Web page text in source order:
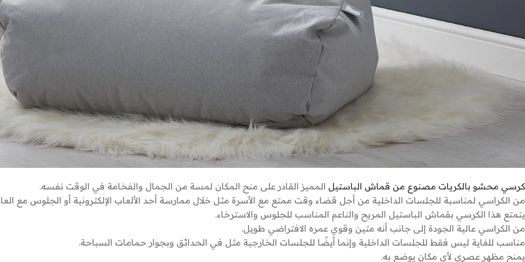
كرسي محشو بالكريات مصنوع من قماش الباستيل المميز القادر على منح المكان لمسة من الجمال والفخامة في الوقت نفسه.
من الكراسي لمناسبة للجلسات الداخلية من أجل قضاء وقت ممتع مع الأسرة مثل خلال ممارسة أحد الألعاب الإلكترونية أو الجلوس مع
يتمتع هذا الكرسي بقماش الباستيل المريح والناعم المناسب للجلوس والاسترخاء.
من الكراسي عالية الجودة إلى جانب أنه متين وقوي عمره الافتراضي طويل.
مناسب للغاية ليس فقط للجلسات الداخلية وإنما أيضًا للجلسات الخارجية مثل في الحدائق وبجوار حمامات السباحة.
يمنح مظهر عصري لأي مكان يوضع به.